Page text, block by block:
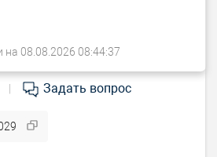
на 08.08.2026 08:44:37
Задать вопрос